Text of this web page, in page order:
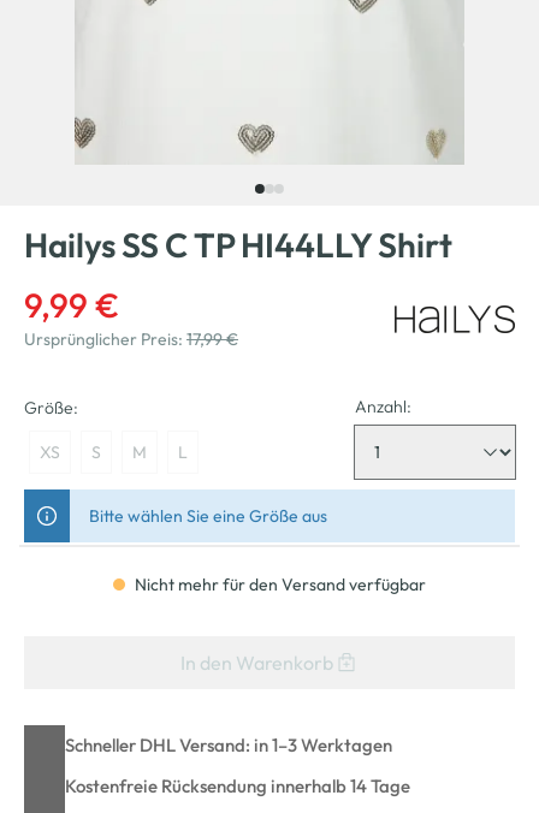
Hailys SS C TP HI44LLY Shirt
9,99 €
Ursprünglicher Preis: 17,99 €
Größe:
XS S M L
Anzahl:
Bitte wählen Sie eine Größe aus
Nicht mehr für den Versand verfügbar
In den Warenkorb
Schneller DHL Versand: in 1–3 Werktagen
Kostenfreie Rücksendung innerhalb 14 Tage